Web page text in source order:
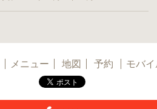
メニュー 地図 予約 モバ